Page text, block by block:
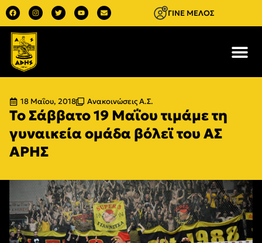
ΓΙΝΕ ΜΕΛΟΣ
18 Μαΐου, 2018 Ανακοινώσεις Α.Σ.
Το Σάββατο 19 Μαΐου τιμάμε τη
γυναικεία ομάδα βόλεϊ του ΑΣ
ΑΡΗΣ